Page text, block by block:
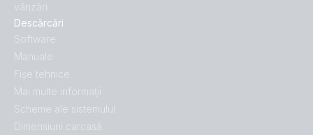
Descărcări
Software
Manuale
Fișe tehnice
Mai multe informaţii
Scheme ale sistemului
Dimensiuni carcasă
vânzări